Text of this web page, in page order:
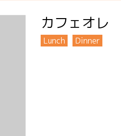
カフェオレ
Lunch Dinner